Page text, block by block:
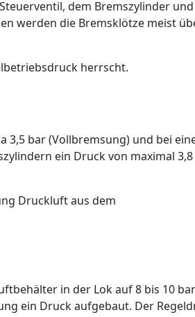
dem Bremszylinder und
werden die Bremsklötze meist
herrscht.
3,5 bar (Vollbremsung) und bei
ein Druck von maximal
Druckluft aus dem
in der Lok auf 8 bis 10
ein Druck aufgebaut. Der